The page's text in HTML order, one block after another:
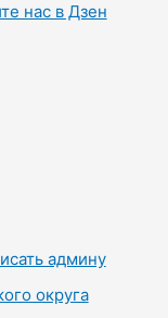
нас в Дзен
админу
округа